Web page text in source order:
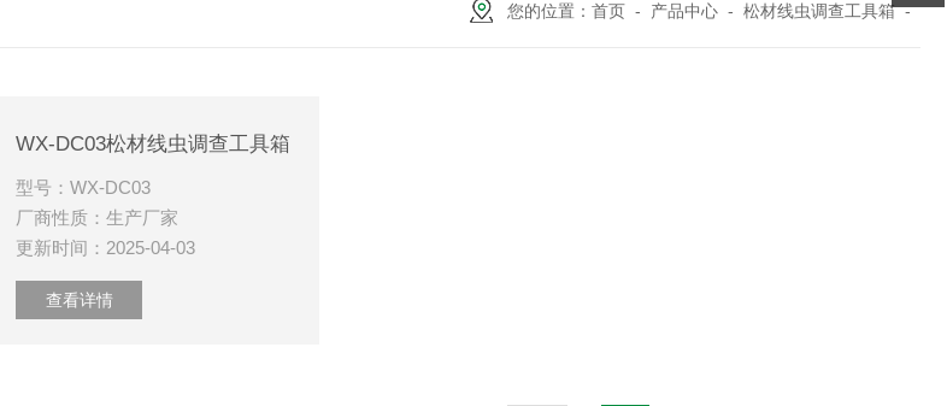
您的位置： 首页 - 产品中心 - 松材线虫调查工具箱-
WX-DC03松材线虫调查工具箱
型号：WX-DC03
厂商性质：生产厂家
更新时间：2025-04-03
查看详情